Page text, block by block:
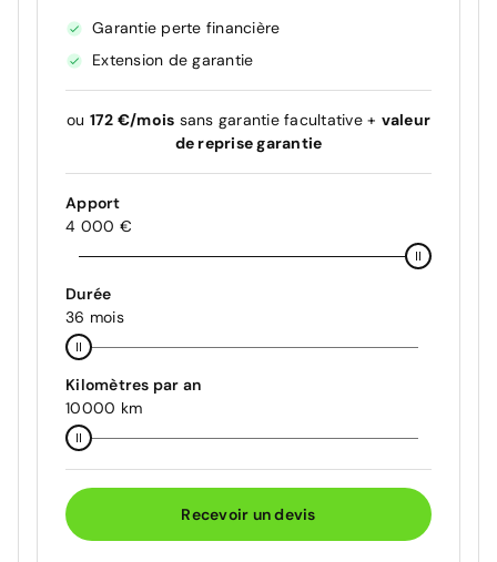
Garantie perte financière
Extension de garantie
ou 172 €/mois sans garantie facultative + valeur
de reprise garantie
Apport
4 000 €
Durée
36 mois
Kilomètres par an
10000 km
Recevoir un devis